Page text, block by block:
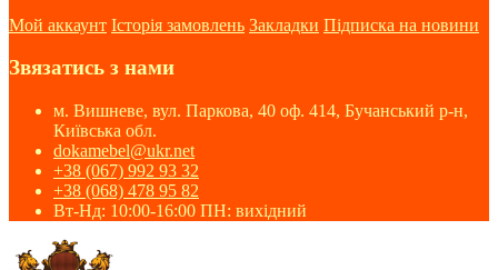
Мой аккаунт Історія замовлень Закладки Підписка на новини
Звязатись з нами
м. Вишневе, вул. Паркова, 40 оф. 414, Бучанський р-н,
Київська обл.
dokamebel@ukr.net
+38 (067) 992 93 32
+38 (068) 478 95 82
Вт-Нд: 10:00-16:00 ПН: вихідний